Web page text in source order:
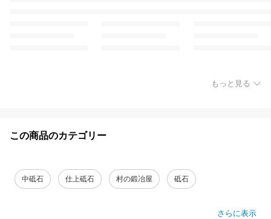
もっと見る
この商品のカテゴリー
中砥石 仕上砥石 村の鍛冶屋 砥石
さらに表示